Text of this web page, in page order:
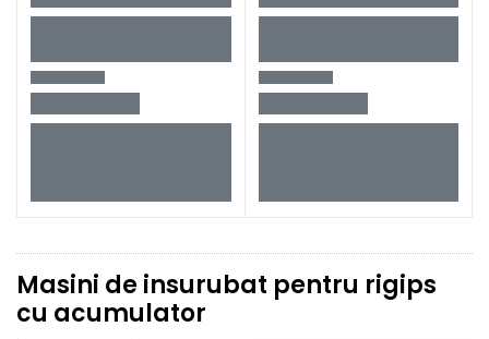
Masini de insurubat pentru rigips
cu acumulator